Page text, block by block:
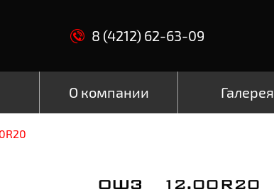
8 (4212) 62-63-09
О компании Галерея
ОШЗ 12.00R20